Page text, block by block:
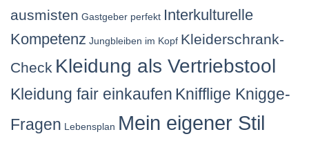
ausmisten Gastgeber perfekt Interkulturelle
Kompetenz Jungbleiben im Kopf Kleiderschrank-
Check Kleidung als Vertriebstool
Kleidung fair einkaufen Knifflige Knigge-
Fragen
Lebensplan Mein eigener Stil